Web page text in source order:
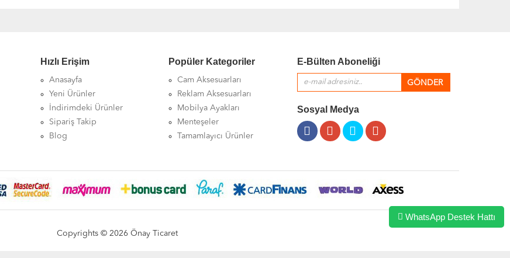
Hızlı Erişim
Anasayfa
Yeni Ürünler
İndirimdeki Ürünler
Sipariş Takip
Blog
Popüler Kategoriler
Cam Aksesuarları
Reklam Aksesuarları
Mobilya Ayakları
Menteşeler
Tamamlayıcı Ürünler
E-Bülten Aboneliği
Sosyal Medya
Copyrights © 2026 Önay Ticaret
WhatsApp Destek Hattı